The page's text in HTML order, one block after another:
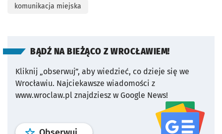
komunikacja miejska
BĄDŹ NA BIEŻĄCO Z WROCŁAWIEM!
Kliknij „obserwuj”, aby wiedzieć, co dzieje się we
Wrocławiu. Najciekawsze wiadomości z
www.wroclaw.pl znajdziesz w Google News!
profil serwisu